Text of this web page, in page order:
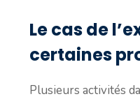
Le cas de
certaines
Plusieurs activités